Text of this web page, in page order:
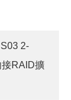
2-
接RAID擴